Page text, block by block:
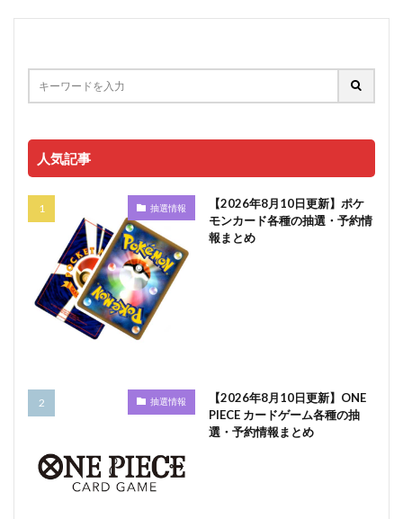
人気記事
抽選情報
【2026年8月10日更新】ポケ
モンカード各種の抽選・予約情
報まとめ
抽選情報
【2026年8月10日更新】ONE
PIECE カードゲーム各種の抽
選・予約情報まとめ